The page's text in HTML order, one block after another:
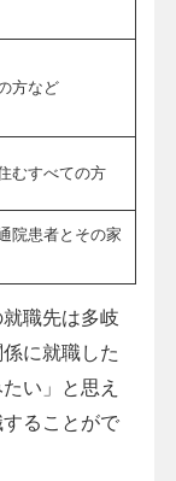
方など
むすべての方
院患者とその家
職先は多岐
に就職した
い」と思え
ることがで